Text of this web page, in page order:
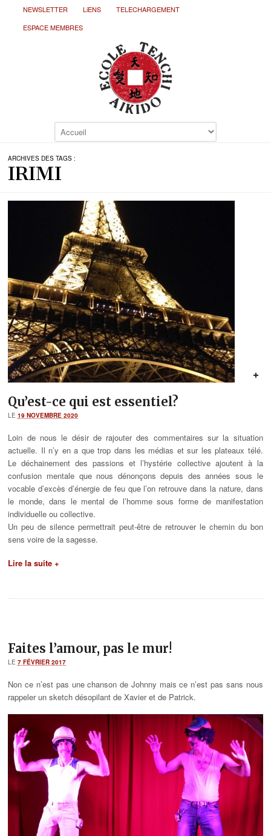
NEWSLETTER LiENS
TELECHARGEMENT
ESPACE MEMBRES
ARCHIVES DES TAGS :
IRIMI
Qu’est-ce qui est essentiel?
LE19 NOVEMBRE 2020
Loin de nous le désir de rajouter des commentaires sur la situation
actuelle. Il n’y en a que trop dans les médias et sur les plateaux télé.
Le déchainement des passions et l’hystérie collective ajoutent à la
confusion mentale que nous dénonçons depuis des années sous le
vocable d’excès d’énergie de feu que l’on retrouve dans la nature, dans
le monde, dans le mental de l’homme sous forme de manifestation
individuelle ou collective.
Un peu de silence permettrait peut-être de retrouver le chemin du bon
sens voire de la sagesse.
Lire la suite +
Faites l’amour, pas le mur!
LE7 FÉVRIER 2017
Non ce n’est pas une chanson de Johnny mais ce n’est pas sans nous
rappeler un sketch désopilant de Xavier et de Patrick.